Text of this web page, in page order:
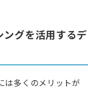
ングを活用するデ
は多くのメリットが